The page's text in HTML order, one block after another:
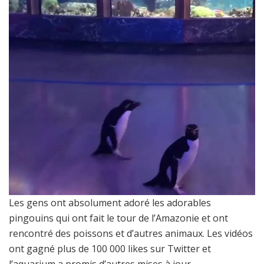
Les gens ont absolument adoré les adorables
pingouins qui ont fait le tour de l’Amazonie et ont
rencontré des poissons et d’autres animaux. Les vidéos
ont gagné plus de 100 000 likes sur Twitter et